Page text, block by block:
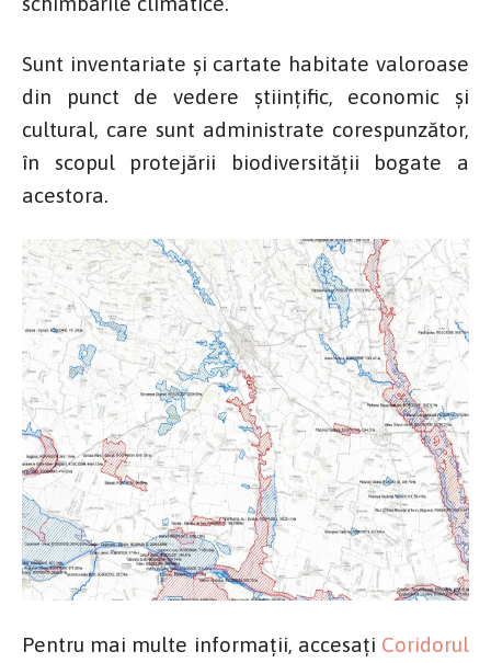
Sunt inventariate și cartate habitate valoroase
din punct de vedere științific, economic și
cultural, care sunt administrate corespunzător,
în scopul protejării biodiversității bogate a
acestora.
Pentru mai multe informații, accesați Coridorul